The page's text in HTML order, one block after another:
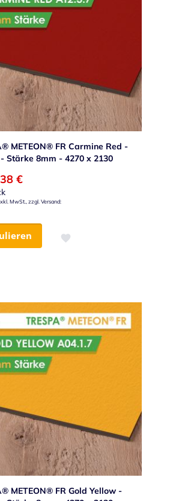
METEON® FR Carmine Red -
Stärke 8mm - 4270 x 2130
€
Zur Wunschliste hinzufügen
METEON® FR Gold Yellow -